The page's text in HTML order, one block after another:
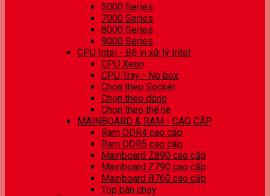
5000 Series
7000 Series
8000 Series
9000 Series
CPU Intel - Bộ vi xử lý Intel
CPU Xeon
CPU Tray - No box
Chọn theo Socket
Chọn theo dòng
Chọn theo thế hệ
MAINBOARD & RAM - CAO CẤP
Ram DDR4 cao cấp
Ram DDR5 cao cấp
Mainboard Z890 cao cấp
Mainboard Z790 cao cấp
Mainboard B760 cao cấp
Top bán chạy